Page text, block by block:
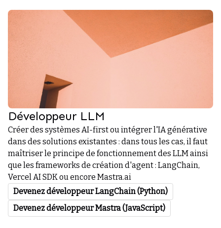
Développeur LLM
Créer des systèmes AI-first ou intégrer l'IA générative
dans des solutions existantes : dans tous les cas, il faut
maîtriser le principe de fonctionnement des LLM ainsi
que les frameworks de création d'agent : LangChain,
Vercel AI SDK ou encore Mastra.ai
Devenez développeur LangChain (Python)
Devenez développeur Mastra (JavaScript)